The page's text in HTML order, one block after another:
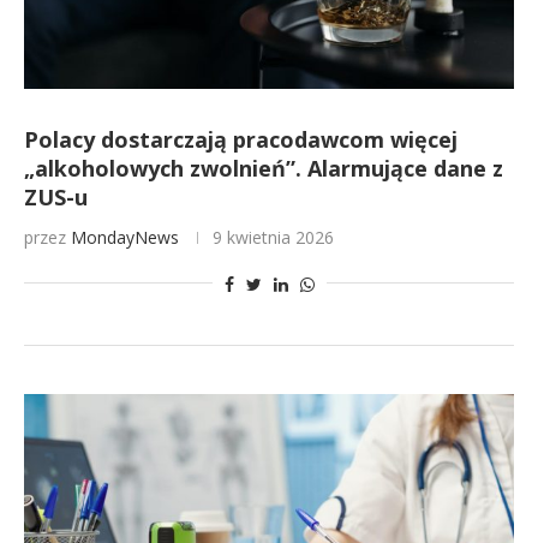
Polacy dostarczają pracodawcom więcej
„alkoholowych zwolnień”. Alarmujące dane z
ZUS-u
przez MondayNews 9 kwietnia 2026